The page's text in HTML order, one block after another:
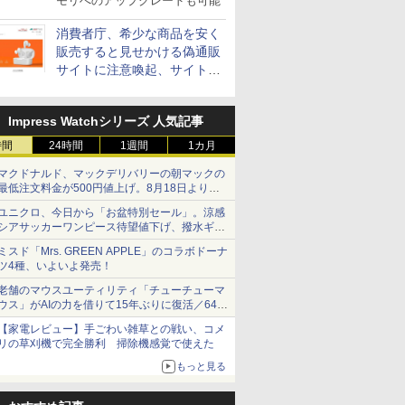
消費者庁、希少な商品を安く
販売すると見せかける偽通販
サイトに注意喚起、サイト名
Impress Watchシリーズ 人気記事
24時間 1週間 1カ月
クドナルド、マックデリバリーの朝マックの
低注文料金が500円値上げ。8月18日より
円から受付
ニクロ、今日から「お盆特別セール」。涼感
アサッカーワンピース待望値下げ、撥水ギア
ョーツは1990円に
スド「Mrs. GREEN APPLE」のコラボドーナ
4種、いよいよ発売！
舗のマウスユーティリティ「チューチューマ
ス」がAIの力を借りて15年ぶりに復活／64bit
、Windows 10/11、「Chrome」も走り回
。復活記念で2026年末まで500円
家電レビュー】手ごわい雑草との戦い、コメ
の草刈機で完全勝利 掃除機感覚で使えた
もっと見る